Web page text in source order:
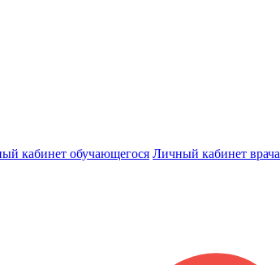
кабинет обучающегося Личный кабинет врача